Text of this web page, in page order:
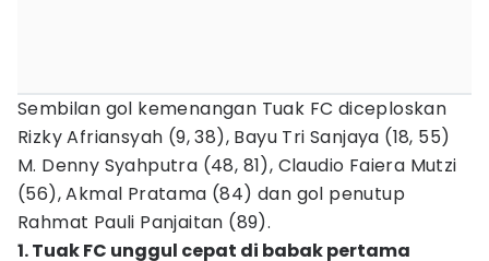
Sembilan gol kemenangan Tuak FC diceploskan
Rizky Afriansyah (9, 38), Bayu Tri Sanjaya (18, 55)
M. Denny Syahputra (48, 81), Claudio Faiera Mutzi
(56), Akmal Pratama (84) dan gol penutup
Rahmat Pauli Panjaitan (89).
1. Tuak FC unggul cepat di babak pertama